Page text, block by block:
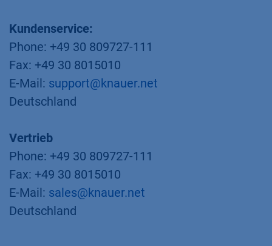
Kundenservice:
Phone: +49 30 809727-111
Fax: +49 30 8015010
E-Mail: support@knauer.net
Deutschland
Vertrieb
Phone: +49 30 809727-111
Fax: +49 30 8015010
E-Mail: sales@knauer.net
Deutschland